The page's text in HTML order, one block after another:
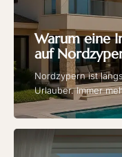
Warum eine
auf
Nordzypern ist
Urlauber. Immer